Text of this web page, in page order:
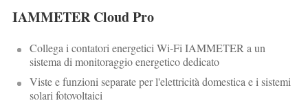
IAMMETER Cloud Pro
Collega i contatori energetici Wi-Fi IAMMETER a un
sistema di monitoraggio energetico dedicato
Viste e funzioni separate per l'elettricità domestica e i sistemi
solari fotovoltaici